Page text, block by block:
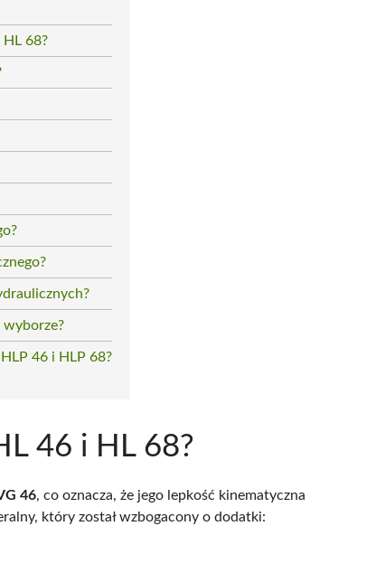
68?
wyborze?
46 i HLP 68?
46 i HL 68?
46, co oznacza, że jego lepkość kinematyczna
który został wzbogacony o dodatki: